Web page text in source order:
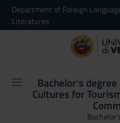
Department of Foreign
Literatures
Bachelor's
Cultures for